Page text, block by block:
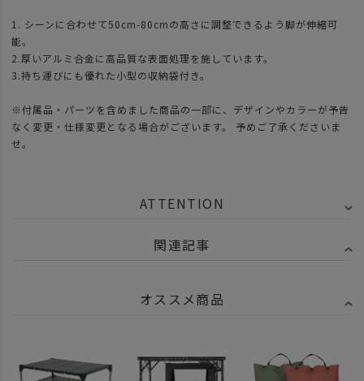
1. シーンに合わせて50cm-80cmの高さに調整できるよう脚が伸縮可
能。
2.厚いアルミ合金に高品質な表面処理を施しています。
3.持ち運びにも優れた小型の収納袋付き。
※付属品・パーツを含めました商品の一部に、デザインやカラーが予告
なく変更・仕様変更となる場合がございます。 予めご了承くださいま
せ。
ATTENTION
関連記事
オススメ商品